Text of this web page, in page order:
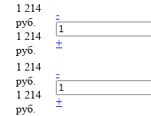
1 214
руб.
1 214
руб.
-
+
1 214
руб.
1 214
руб.
-
+